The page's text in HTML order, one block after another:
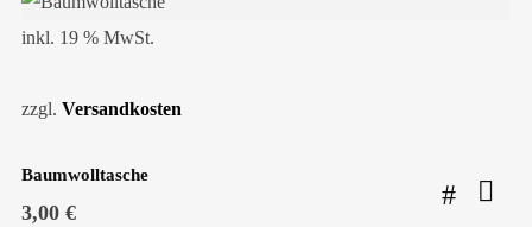
inkl. 19 % MwSt.
zzgl. Versandkosten
Baumwolltasche
3,00 €